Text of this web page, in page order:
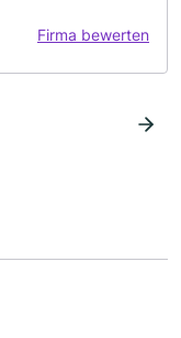
Firma bewerten